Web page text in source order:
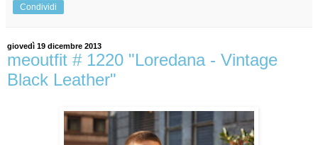
Condividi
giovedì 19 dicembre 2013
meoutfit # 1220 "Loredana - Vintage
Black Leather"